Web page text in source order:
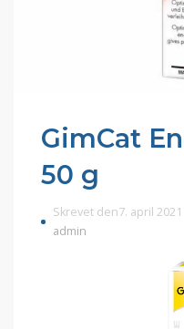
GimCat
50 g
Skrevet den7. april 2021
admin